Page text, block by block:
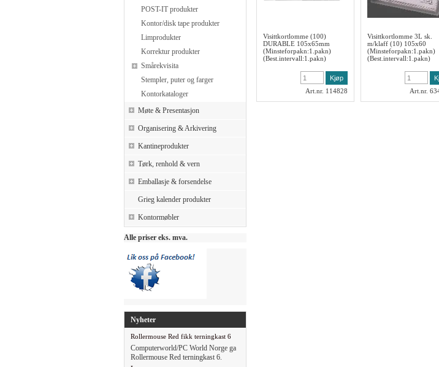
POST-IT produkter
Kontor/disk tape produkter
Limprodukter
Korrektur produkter
Smårekvisita
Stempler, puter og farger
Kontorkataloger
Møte & Presentasjon
Organisering & Arkivering
Kantineprodukter
Tørk, renhold & vern
Emballasje & forsendelse
Grieg kalender produkter
Kontormøbler
Alle priser eks. mva.
Nyheter
Rollermouse Red fikk terningkast 6
Computerworld/PC World Norge ga
Rollermouse Red terningkast 6.
Visittkortlomme (100)
DURABLE 105x65mm
(Minsteforpakn:1.pakn)
(Best.intervall:1.pakn)
Art.nr. 114828
Visittkortlomme 3L sk.
m/klaff (10) 105x60
(Minsteforpakn:1.pakn)
(Best.intervall:1.pakn)
Art.nr.